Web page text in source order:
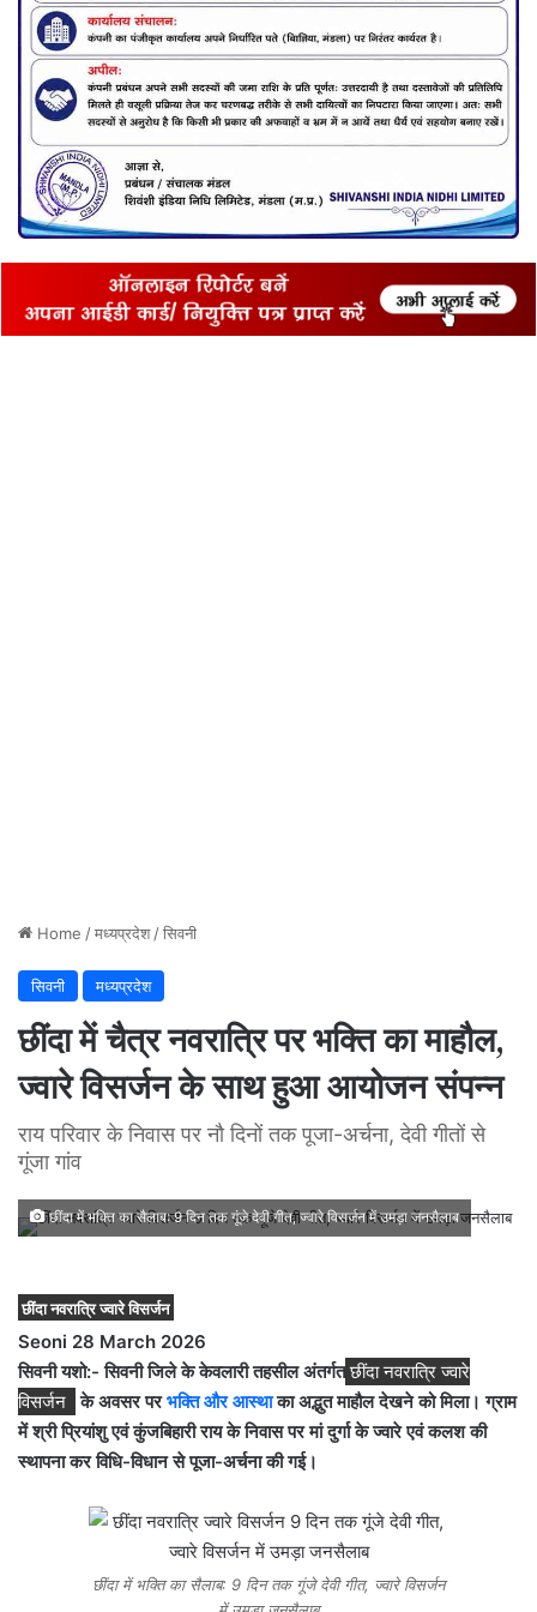
Home /मध्यप्रदेश/सिवनी
सिवनी मध्यप्रदेश
छींदा में चैत्र नवरात्रि पर भक्ति का माहौल,
ज्वारे विसर्जन के साथ हुआ आयोजन संपन्न
राय परिवार के निवास पर नौ दिनों तक पूजा-अर्चना, देवी गीतों से
गूंजा गांव
छींदा में भक्ति का सैलाब: 9 दिन तक गूंजे देवी गीत, ज्वारे विसर्जन में उमड़ा जनसैलाब
छींदा नवरात्रि ज्वारे विसर्जन
Seoni 28 March 2026
सिवनी यशो:- सिवनी जिले के केवलारी तहसील अंतर्गतछींदा नवरात्रि ज्वारे
विसर्जन के अवसर परभक्ति और आस्थाका अद्भुत माहौल देखने को मिला। ग्राम
में श्री प्रियांशु एवं कुंजबिहारी राय के निवास पर मां दुर्गा के ज्वारे एवं कलश की
स्थापना कर विधि-विधान से पूजा-अर्चना की गई।
छींदा में भक्ति का सैलाब: 9 दिन तक गूंजे देवी गीत, ज्वारे विसर्जन